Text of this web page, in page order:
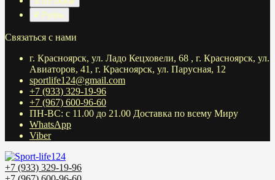
₽ Рубль
Связаться с нами
г. Красноярск, ул. Ладо Кецховели, 68 , г. Красноярск, ул.
Авиаторов, 41, г. Красноярск, ул. Парусная, 12
sportlife124@gmail.com
+7 (933) 329-19-96
+7 (967) 600-96-60
ПН-ВС: с 11.00 до 21.00 Доставка по всему Миру
WhatsApp
Viber
+7 (933) 329-19-96